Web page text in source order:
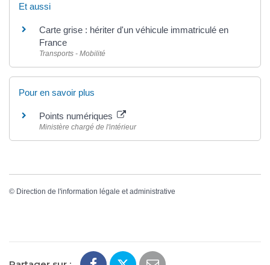
Et aussi
Carte grise : hériter d'un véhicule immatriculé en
France
Transports - Mobilité
Pour en savoir plus
Points numériques
Ministère chargé de l'intérieur
© Direction de l'information légale et administrative